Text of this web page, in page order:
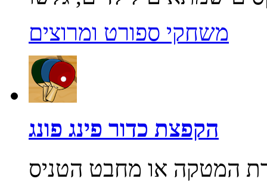
משחקי ספורט ומרוצים
הקפצת כדור פינג פונג